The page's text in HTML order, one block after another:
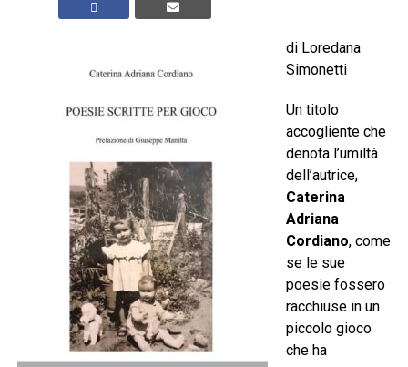
di Loredana
Simonetti
Un titolo
accogliente che
denota l’umiltà
dell’autrice,
Caterina
Adriana
Cordiano, come
se le sue
poesie fossero
racchiuse in un
piccolo gioco
che ha